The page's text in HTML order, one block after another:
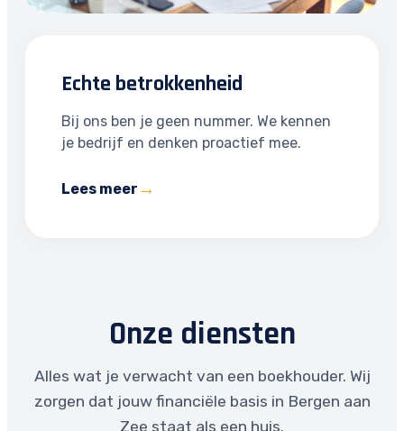
Echte betrokkenheid
Bij ons ben je geen nummer. We kennen
je bedrijf en denken proactief mee.
Lees meer
Onze diensten
Alles wat je verwacht van een boekhouder. Wij
zorgen dat jouw financiële basis in Bergen aan
Zee staat als een huis.